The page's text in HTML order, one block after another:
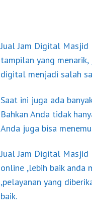
Jual Jam Digital
tampilan yang
digital menjadi salah
Saat ini juga ada
Bahkan Anda tidak
Anda juga bisa
Jual Jam Digital Masjid
online ,lebih baik anda
,pelayanan yang
baik.